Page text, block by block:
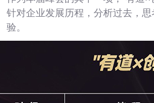
针对企业发展历程，分析过去，
验。